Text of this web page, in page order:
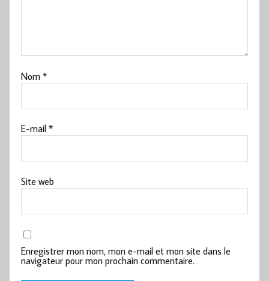
Nom*
E-mail*
Site web
Enregistrer mon nom, mon e-mail et mon site dans le
navigateur pour mon prochain commentaire.